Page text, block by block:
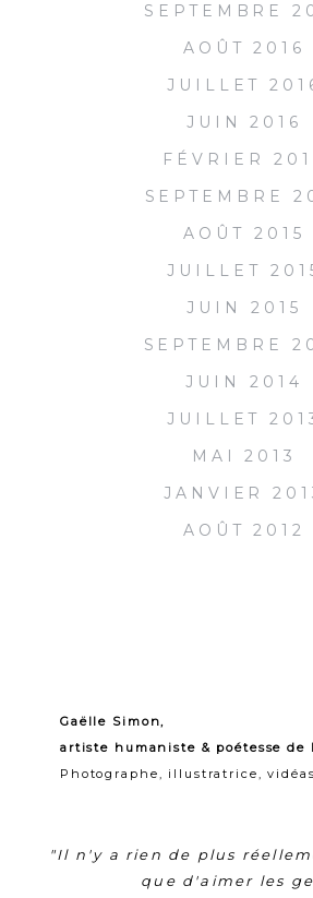
SEPTEMBRE
AOÛT 2016
JUILLET
JUIN 2016
FÉVRIER
SEPTEMBRE
AOÛT 2015
JUILLET
JUIN 2015
SEPTEMBRE
JUIN 2014
JUILLET
MAI 2013
JANVIER
AOÛT 2012
Gaëlle Simon,
artiste humaniste & poétesse de
Photographe, illustratrice,
"Il n'y a rien de plus
que d'aimer les